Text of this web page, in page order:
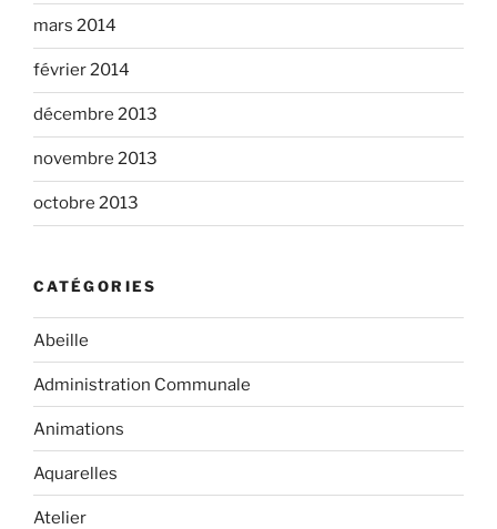
mars 2014
février 2014
décembre 2013
novembre 2013
octobre 2013
CATÉGORIES
Abeille
Administration Communale
Animations
Aquarelles
Atelier